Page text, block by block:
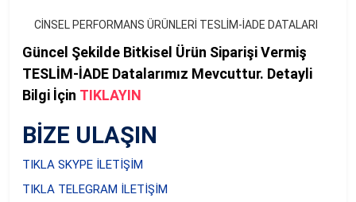
CİNSEL PERFORMANS ÜRÜNLERİ TESLİM-İADE DATALARI
Güncel Şekilde Bitkisel Ürün Siparişi Vermiş
TESLİM-İADE Datalarımız Mevcuttur. Detayli
Bilgi İçin TIKLAYIN
BİZE ULAŞIN
TIKLA SKYPE İLETİŞİM
TIKLA TELEGRAM İLETİŞİM